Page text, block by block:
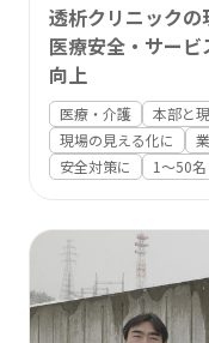
透析クリニック
医療安全・サー
向上
医療・介護 本部と
現場の見える化に
安全対策に
1〜50名